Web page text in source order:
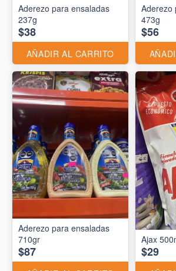
Aderezo para ensaladas
237g
$38
AÑADIR AL CARRITO
Aderezo
473g
$56
Aderezo para ensaladas
710gr
$87
Ajax
$29